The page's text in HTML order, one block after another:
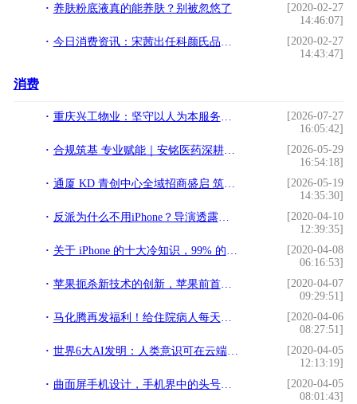
养肤粉底液真的能养肤？别被忽悠了
[2020-02-27
14:46:07]
今日消费资讯：宋茜出任科颜氏品牌代言人、匡威推出全新樱花系列
[2020-02-27
14:43:47]
消费
重庆兴工物业：坚守以人为本服务初心 打造川渝多业态一体化综合后勤服务商
[2026-07-27
16:05:42]
合规筑基 专业赋能｜安铭医药深耕长三角 打造医疗流通服务标杆
[2026-05-29
16:54:18]
通厦 KD 青创中心全域招商盛启 筑就北京东部文创科创青年创业新高地
[2026-05-19
14:35:30]
反派为什么不用iPhone？导演透露潜规则
[2020-04-10
12:39:35]
关于 iPhone 的十大冷知识，99% 的人都不知道！
[2020-04-08
06:16:53]
苹果扼杀新技术的创新，苹果前首席芯片设计师与苹果对簿公堂
[2020-04-07
09:29:51]
马化腾再发福利！给住院病人每天发1000元，千万商家将为此受益
[2020-04-06
08:27:51]
世界6大AI发明：人类意识可在云端永生？可提前数年预测心脏病？
[2020-04-05
12:13:19]
曲面屏手机设计，手机界中的头号绣花枕头？为什么这么不受人待见
[2020-04-05
08:01:43]